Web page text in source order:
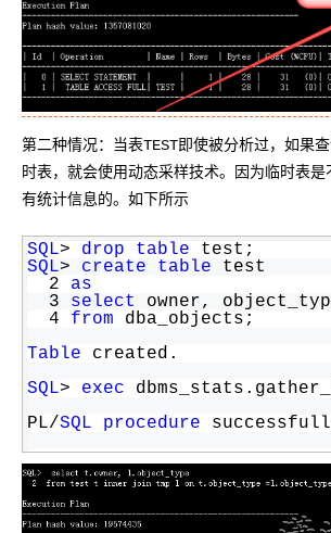
| Id  | Operation         |
|   0 | SELECT
|   1 | TABLE ACCESS FULL
|
第二种情况：当表TEST即使被分析过，如果
时表，就会使用动态采样技术。因为临时表
有统计信息的。如下所示
SQL> drop table test;
SQL> create table test
  2
as
  3
select
owner,
  4
from dba_objects;
Table created.
SQL> exec
PL/SQL procedure
SQL> create global temporary
2  (object_type
Table created.